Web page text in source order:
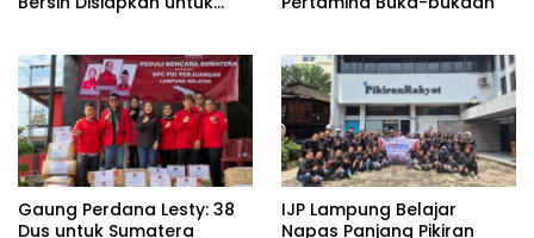
Gaung Perdana Lesty: 38
Dus untuk Sumatera
IJP Lampung Belajar
Napas Panjang Pikiran